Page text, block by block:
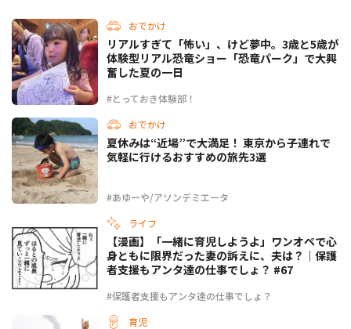
おでかけ
#とっておき体験部！
リアルすぎて「怖い」、けど夢中。3歳と5歳が
体験型リアル恐竜ショー「恐竜パーク」で大興
奮した夏の一日
おでかけ
#あゆーや/アソンデミエータ
夏休みは“近場”で大満足！ 東京から子連れで
気軽に行けるおすすめの旅先3選
ライフ
#保護者支援もアンタ達の仕事でしょ？
【漫画】「一緒に育児しようよ」ワンオペで心
身ともに限界だった妻の訴えに、夫は？｜保護
者支援もアンタ達の仕事でしょ？ #67
育児